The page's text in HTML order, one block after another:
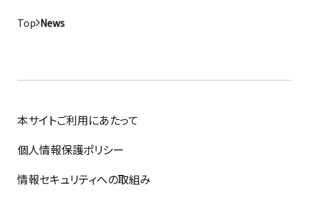
Top News
本サイトご利用にあたって
個人情報保護ポリシー
情報セキュリティへの取組み